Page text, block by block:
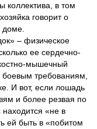
коллектива, в том
говорит о
доме.
– физическое
ее сердечно-
мышечный
боевым требованиям,
И вот, если лошадь
и более резвая по
«не в
ей быть в «побитом